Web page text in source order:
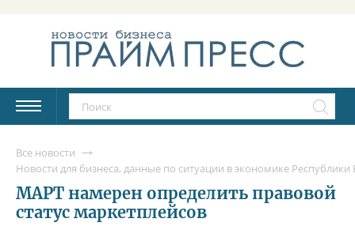
Все новости
Новости для бизнеса, данные по ситуации в экономике
МАРТ намерен определить правовой
статус маркетплейсов